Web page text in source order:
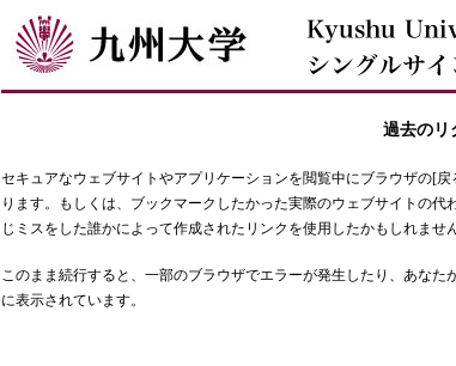
過去のリ
セキュアなウェブサイトやアプリケーションを閲覧中にブラウザの[
ります。もしくは、ブックマークしたかった実際のウェブサイトの
じミスをした誰かによって作成されたリンクを使用したかもしれません
このまま続行すると、一部のブラウザでエラーが発生したり、あな
に表示されています。